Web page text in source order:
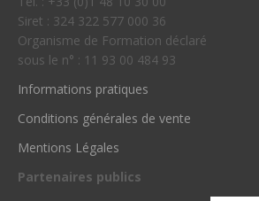
Siret : 324 322 577 000 36
Organisme de Formation déclaré
sous le n° : 11 93 00 484 93
Informations pratiques
Conditions générales de vente
Mentions Légales
Partenaires publics